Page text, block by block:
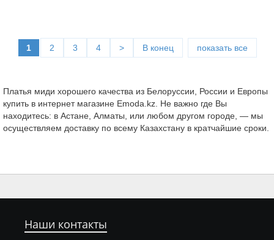
1 2 3 4 > В конец показать все
Платья миди хорошего качества из Белоруссии, России и Европы
купить в интернет магазине Emoda.kz. Не важно где Вы
находитесь: в Астане, Алматы, или любом другом городе, — мы
осуществляем доставку по всему Казахстану в кратчайшие сроки.
Наши контакты